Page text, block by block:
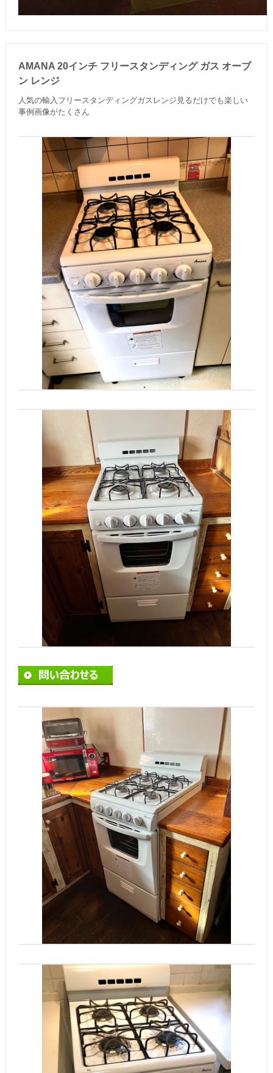
AMANA 20インチ フリースタンディング ガス オーブ
ン レンジ
人気の輸入フリースタンディングガスレンジ見るだけでも楽しい
事例画像がたくさん